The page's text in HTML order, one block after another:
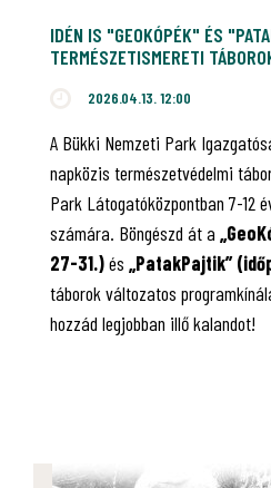
IDÉN IS "GEOKÓPÉK" ÉS
TERMÉSZETISMERETI
2026.04.13. 12:00
A Bükki Nemzeti Park
napközis természetvédelmi
Park Látogatóközpontban 7-12
számára. Böngészd át a
27-31.)és „PatakPajtik”
táborok változatos
hozzád legjobban illő kalandot!